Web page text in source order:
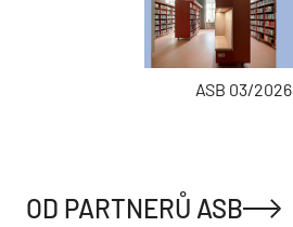
ASB 03/2026
OD PARTNERŮ ASB